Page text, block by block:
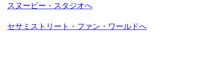
スヌーピー・スタジオへ
セサミストリート・ファン・ワールドへ